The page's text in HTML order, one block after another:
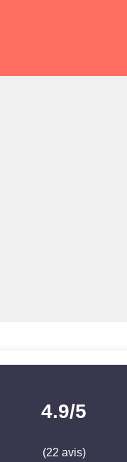
4.9/5
(22 avis)